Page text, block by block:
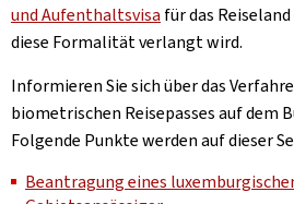
und Aufenthaltsvisa für das
diese Formalität verlangt wird.
Informieren Sie sich über das
biometrischen Reisepasses auf dem
Folgende Punkte werden auf dieser
Beantragung eines